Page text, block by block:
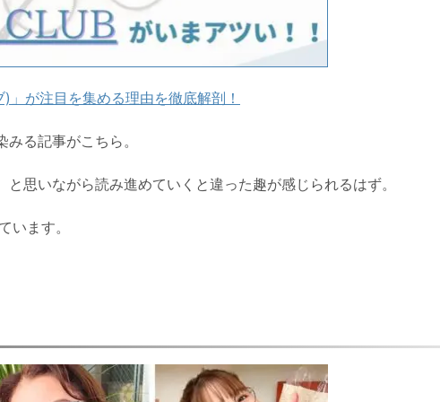
が注目を集める理由を徹底解剖！
る記事がこちら。
思いながら読み進めていくと違った趣が感じられるはず。
います。